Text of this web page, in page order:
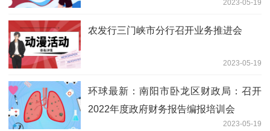
2023-05-19
农发行三门峡市分行召开业务推进会
2023-05-19
环球最新：南阳市卧龙区财政局：召开
2022年度政府财务报告编报培训会
2023-05-19